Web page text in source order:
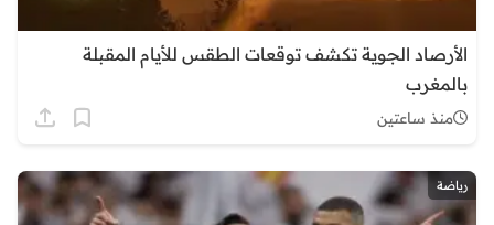
الأرصاد الجوية تكشف توقعات الطقس للأيام المقبلة
بالمغرب
منذ ساعتين
رياضة